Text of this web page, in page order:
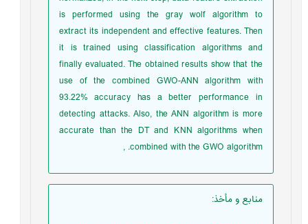
is performed using the gray wolf algorithm to
extract its independent and effective features. Then
it is trained using classification algorithms and
finally evaluated. The obtained results show that the
use of the combined GWO-ANN algorithm with
93.22% accuracy has a better performance in
detecting attacks. Also, the ANN algorithm is more
accurate than the DT and KNN algorithms when
combined with the GWO algorithm. ,
منابع و مأخذ: